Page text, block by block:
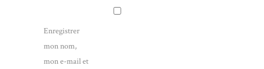
Enregistrer
mon nom,
mon e-mail et